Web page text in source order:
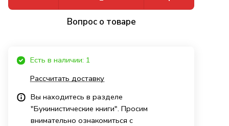
Вопрос о товаре
Есть в наличии: 1
Рассчитать доставку
Вы находитесь в разделе
"Букинистические книги". Просим
внимательно ознакомиться с